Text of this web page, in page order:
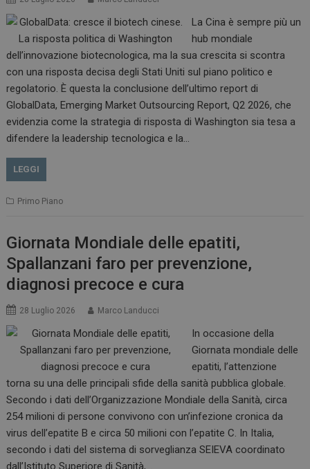
La Cina è sempre più un
hub mondiale
dell’innovazione biotecnologica, ma la sua crescita si scontra
con una risposta decisa degli Stati Uniti sul piano politico e
regolatorio. È questa la conclusione dell’ultimo report di
GlobalData, Emerging Market Outsourcing Report, Q2 2026, che
evidenzia come la strategia di risposta di Washington sia tesa a
difendere la leadership tecnologica e la…
LEGGI
Primo Piano
Giornata Mondiale delle epatiti,
Spallanzani faro per prevenzione,
diagnosi precoce e cura
28 Luglio 2026 Marco Landucci
In occasione della
Giornata mondiale delle
epatiti, l’attenzione
torna su una delle principali sfide della sanità pubblica globale.
Secondo i dati dell’Organizzazione Mondiale della Sanità, circa
254 milioni di persone convivono con un’infezione cronica da
virus dell’epatite B e circa 50 milioni con l’epatite C. In Italia,
secondo i dati del sistema di sorveglianza SEIEVA coordinato
dall’Istituto Superiore di Sanità,…